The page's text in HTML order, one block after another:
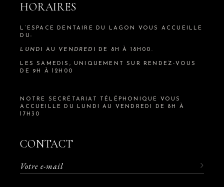
HORAIRES
L’ESPACE DENTAIRE DU LAGON VOUS ACCUEILLE
DU:
LUNDI AU VENDREDI DE 8H À 18H00.
LES SAMEDIS, UNIQUEMENT SUR RENDEZ-VOUS
DE 9H À 12H00
NOTRE SECRÉTARIAT TÉLÉPHONIQUE VOUS
ACCUEILLE DU LUNDI AU VENDREDI DE 8H À
17H30
CONTACT